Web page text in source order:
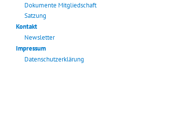
Dokumente Mitgliedschaft
Satzung
Kontakt
Newsletter
Impressum
Datenschutzerklärung